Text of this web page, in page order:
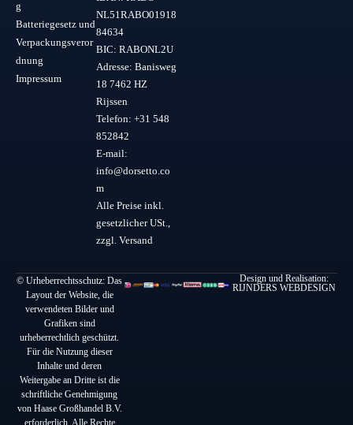
g
Batteriegesetz und
Verpackungsveror
dnung
Impressum
NL51RABO01918
84634
BIC: RABONL2U
Adresse: Banisweg
18 7462 HZ
Rijssen
Telefon: +31 548
852842
E-mail:
info@dorsetto.co
m
Alle Preise inkl.
gesetzlicher USt.,
zzgl. Versand
© Urheberrechtsschutz: Das
Layout der Website, die
verwendeten Bilder und
Grafiken sind
urheberrechtlich geschützt.
Für die Nutzung dieser
Inhalte und deren
Weitergabe an Dritte ist die
schriftliche Genehmigung
von Haase Großhandel B.V.
erforderlich. Alle Rechte
Design und Realisation:
RIJNDERS WEBDESIGN